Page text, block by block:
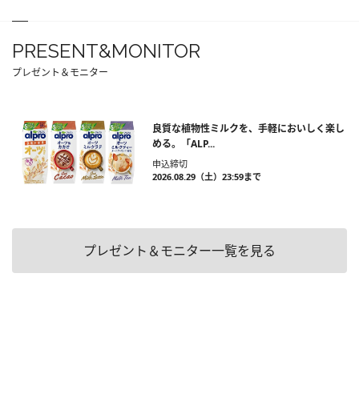
PRESENT&MONITOR
プレゼント＆モニター
良質な植物性ミルクを、手軽においしく楽し
める。「ALP...
申込締切
2026.08.29（土）23:59まで
プレゼント＆モニター一覧を見る